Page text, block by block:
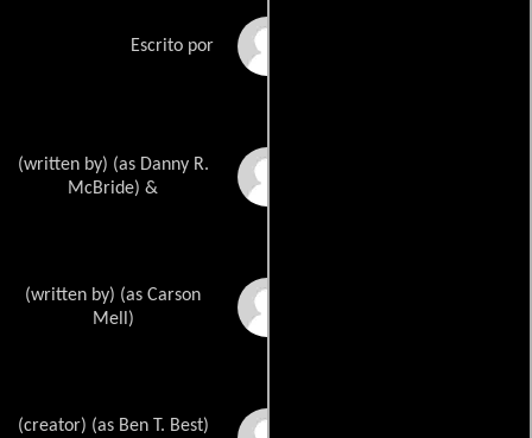
Escrito por
(written by) (as Danny R.
McBride) &
(written by) (as Carson
Mell)
(creator) (as Ben T. Best)